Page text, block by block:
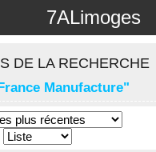
7ALimoges
DE LA RECHERCHE
Manufacture"